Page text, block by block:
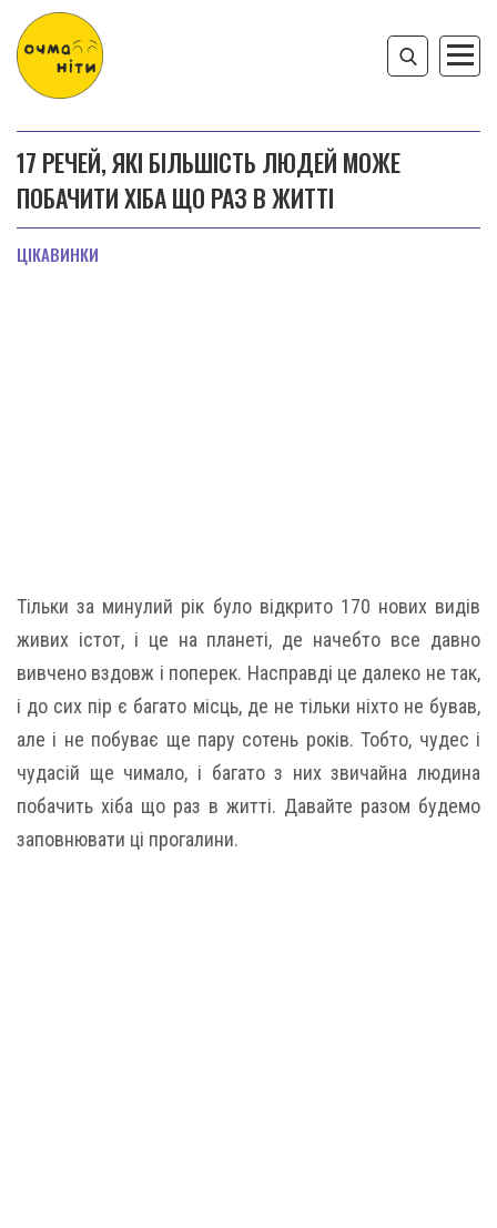
17 РЕЧЕЙ, ЯКІ БІЛЬШІСТЬ ЛЮДЕЙ МОЖЕ
ПОБАЧИТИ ХІБА ЩО РАЗ В ЖИТТІ
ЦІКАВИНКИ
Тільки за минулий рік було відкрито 170 нових видів
живих істот, і це на планеті, де начебто все давно
вивчено вздовж і поперек. Насправді це далеко не так,
і до сих пір є багато місць, де не тільки ніхто не бував,
але і не побуває ще пару сотень років. Тобто, чудес і
чудасій ще чимало, і багато з них звичайна людина
побачить хіба що раз в житті. Давайте разом будемо
заповнювати ці прогалини.